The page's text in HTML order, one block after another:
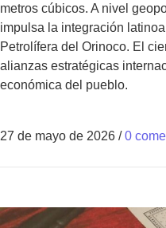
metros cúbicos. A nivel
impulsa la integración
Petrolífera del Orinoco. El
alianzas estratégicas
económica del pueblo.
27 de mayo de 2026 / 0